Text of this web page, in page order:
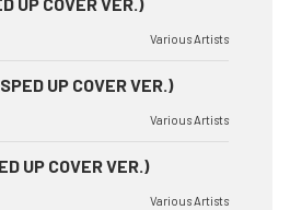
Various Artists
UP COVER VER.)
Various Artists
UP COVER VER.)
Various Artists